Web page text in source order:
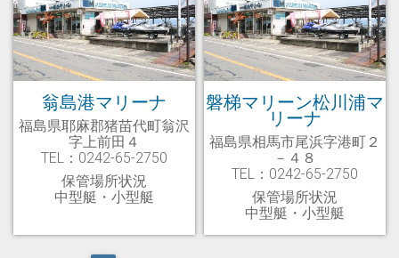
翁島港マリーナ
福島県耶麻郡猪苗代町翁沢
字上前田４
TEL：0242-65-2750
保管場所状況
中型艇・小型艇
磐梯マリーン松川浦マ
リーナ
福島県相馬市尾浜字港町２
－４８
TEL：0242-65-2750
保管場所状況
中型艇・小型艇